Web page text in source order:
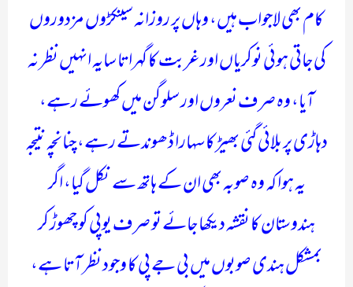
کام بھی لاجواب ہیں، وہاں پر روزانہ سینکڑوں مزدوروں
کی جاتی ہوئی نوکریاں اور غربت کا گہراتا سایہ انہیں نظر نہ
آیا، وہ صرف نعروں اور سلوگن میں کھوئے رہے،
دہاڑی پر بلائی گئی بھیڑ کا سہارا ڈھوندتے رہے، چنانچہ نتیجہ
یہ ہوا کہ وہ صوبہ بھی ان کے ہاتھ سے نکل گیا، اگر
ہندوستان کا نقشہ دیکھا جائے تو صرف یوپی کو چھوڑ کر
بمشکل ہندی صوبوں میں بی جے پی کا وجود نظر آتا ہے،